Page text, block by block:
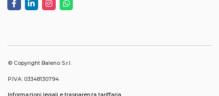
© Copyright Baleno S.r.l.
P.IVA: 03348130794
Informazioni legali e trasparenza tariffaria